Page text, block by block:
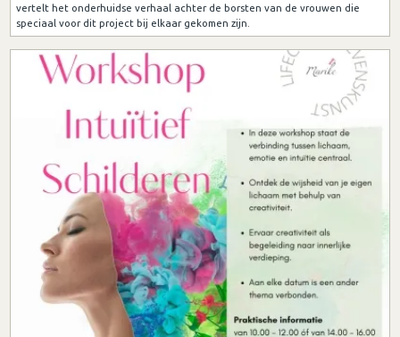
vertelt het onderhuidse verhaal achter de borsten van de vrouwen die
speciaal voor dit project bij elkaar gekomen zijn.